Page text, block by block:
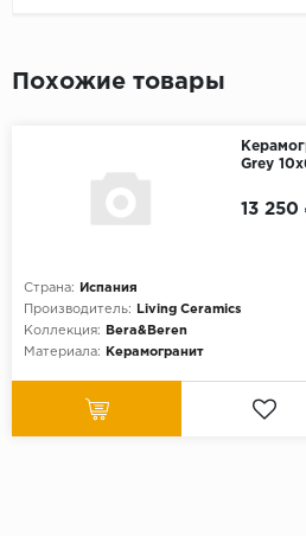
Похожие товары
Grey
Страна:
Испания
Производитель:
Living Ceramics
Коллекция:
Bera&Beren
Материала:
Керамогранит
13